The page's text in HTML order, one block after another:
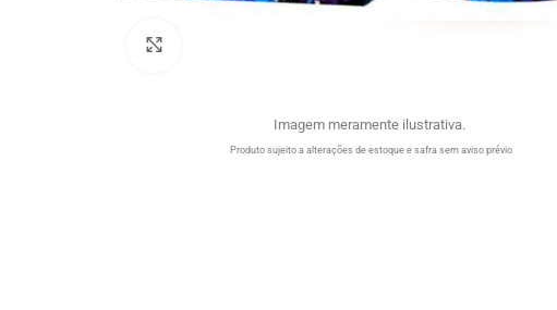
Imagem meramente ilustrativa.
Produto sujeito a alterações de estoque e safra sem aviso prévio